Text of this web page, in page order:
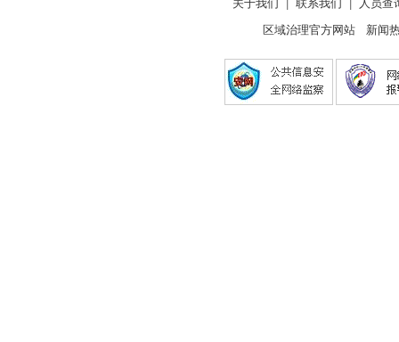
关于我们 联系我们
人员查
区域治理官方网站 新闻